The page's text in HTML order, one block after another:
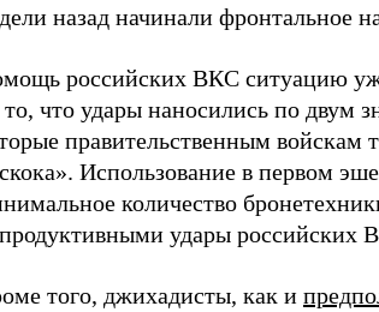
назад начинали фронтальное
российских ВКС ситуацию
то, что удары наносились по двум
правительственным войскам
Использование в первом
количество
удары российских
того, джихадисты, как и